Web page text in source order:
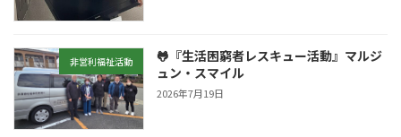
非営利福祉活動
🐸『生活困窮者レスキュー活動』マルジ
ュン・スマイル
2026年7月19日